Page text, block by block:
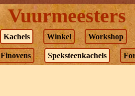
Vuurmeesters
Kachels Winkel Workshop
Finovens Speksteenkachels